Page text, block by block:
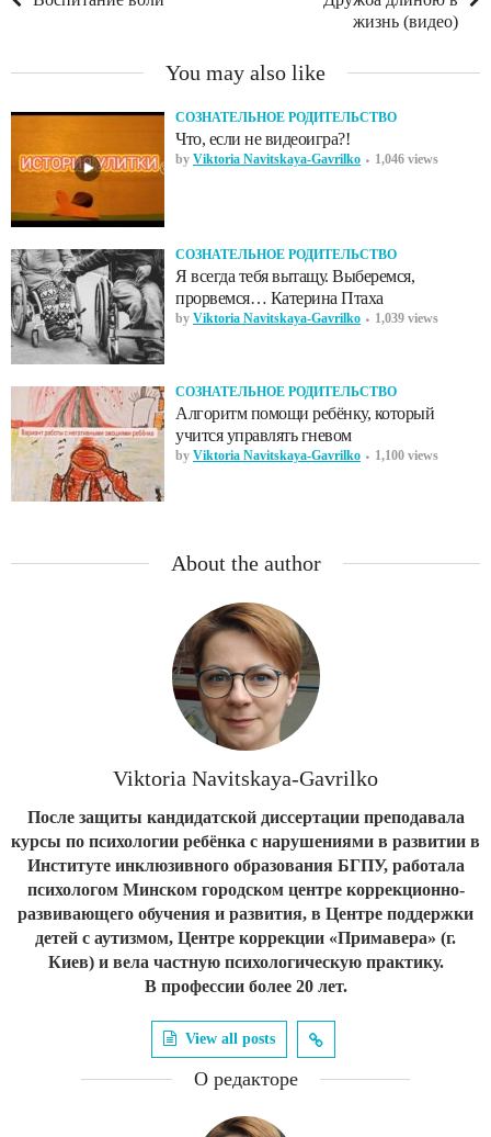
жизнь (видео)
You may also like
СОЗНАТЕЛЬНОЕ РОДИТЕЛЬСТВО
Что, если не видеоигра?!
by Viktoria Navitskaya-Gavrilko 1,046 views
СОЗНАТЕЛЬНОЕ РОДИТЕЛЬСТВО
Я всегда тебя вытащу. Выберемся,
прорвемся… Катерина Птаха
by Viktoria Navitskaya-Gavrilko 1,039 views
СОЗНАТЕЛЬНОЕ РОДИТЕЛЬСТВО
Алгоритм помощи ребёнку, который
учится управлять гневом
by Viktoria Navitskaya-Gavrilko 1,100 views
About the author
Viktoria Navitskaya-Gavrilko
После защиты кандидатской диссертации преподавала
курсы по психологии ребёнка с нарушениями в развитии в
Институте инклюзивного образования БГПУ, работала
психологом Минском городском центре коррекционно-
развивающего обучения и развития, в Центре поддержки
детей с аутизмом, Центре коррекции «Примавера» (г.
Киев) и вела частную психологическую практику.
В профессии более 20 лет.
View all posts
О редакторе